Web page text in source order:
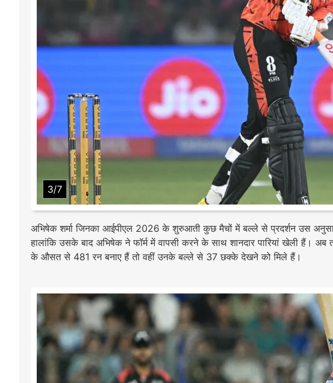
3/7
अभिषेक शर्मा जिनका आईपीएल 2026 के शुरुआती कुछ मैचों में बल्ले से प्रदर्शन उस
हालांकि उसके बाद अभिषेक ने फॉर्म में वापसी करने के साथ शानदार पारियां खेली
के औसत से 481 रन बनाए हैं तो वहीं उनके बल्ले से 37 छक्के देखने को मिले हैं।